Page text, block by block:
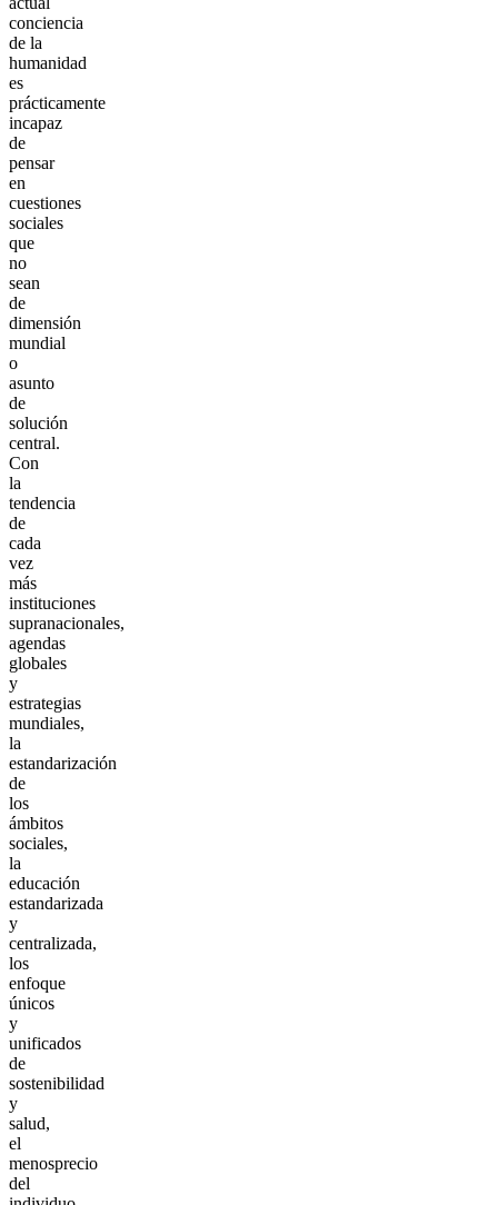
conciencia
de la
humanidad
es
prácticamente
incapaz
de
pensar
en
cuestiones
sociales
que
no
sean
de
dimensión
mundial
o
asunto
de
solución
central.
Con
la
tendencia
de
cada
vez
más
instituciones
supranacionales,
agendas
globales
y
estrategias
mundiales,
la
estandarización
de
los
ámbitos
sociales,
la
educación
estandarizada
y
centralizada,
los
enfoque
únicos
y
unificados
de
sostenibilidad
y
salud,
el
menosprecio
del